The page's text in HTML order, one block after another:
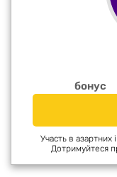
бонус
Участь в азартних
Дотримуйтеся